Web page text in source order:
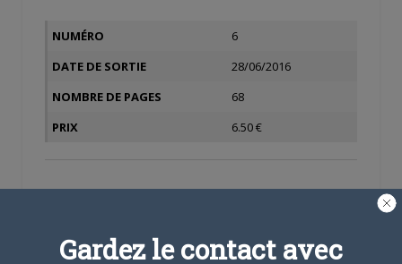
NUMÉRO
6
DATE DE SORTIE
28/06/2016
NOMBRE DE PAGES
68
PRIX
6.50 €
Tumblr Email
Gardez le contact avec